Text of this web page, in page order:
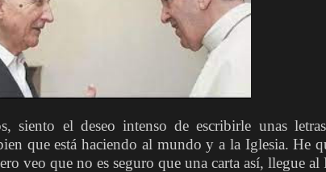
siento el deseo intenso de escribirle unas
que está haciendo al mundo y a la Iglesia. He
veo que no es seguro que una carta así, llegue al